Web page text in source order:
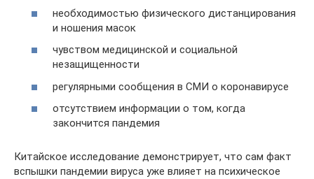
необходимостью физического дистанцирования
и ношения масок
чувством медицинской и социальной
незащищенности
регулярными сообщения в СМИ о коронавирусе
отсутствием информации о том, когда
закончится пандемия
Китайское исследование демонстрирует, что сам факт
вспышки пандемии вируса уже влияет на психическое